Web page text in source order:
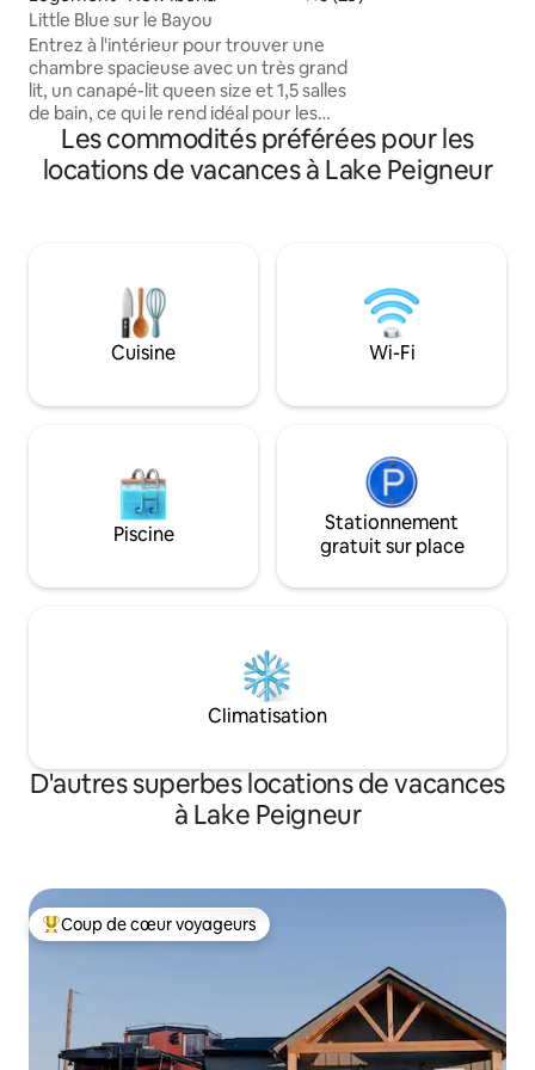
Little Blue sur le Bayou
Entrez à l'intérieur pour trouver une
chambre spacieuse avec un très grand
lit, un canapé-lit queen size et 1,5 salles
de bain, ce qui le rend idéal pour les
couples, les petites familles ou une
escapade tranquille entre amis. La
cuisine est le rêve de tout cuisinier, avec
Passez vos journées à profiter de la
terrasse surplombant le bayou avec un
café au lever du soleil ou détendez-vous
avec un verre de vin après un plongeon
un canoë et un kayak.
Tous les
cuisiner
Les commodités préférées pour les
locations de vacances à Lake Peigneur
Cuisine Wi-Fi
Piscine
Stationnement
gratuit sur place
Climatisation
D'autres superbes locations de vacances
à Lake Peigneur
Coup de cœur voyageurs parmi les plus aimés
Coup de cœur voyageurs